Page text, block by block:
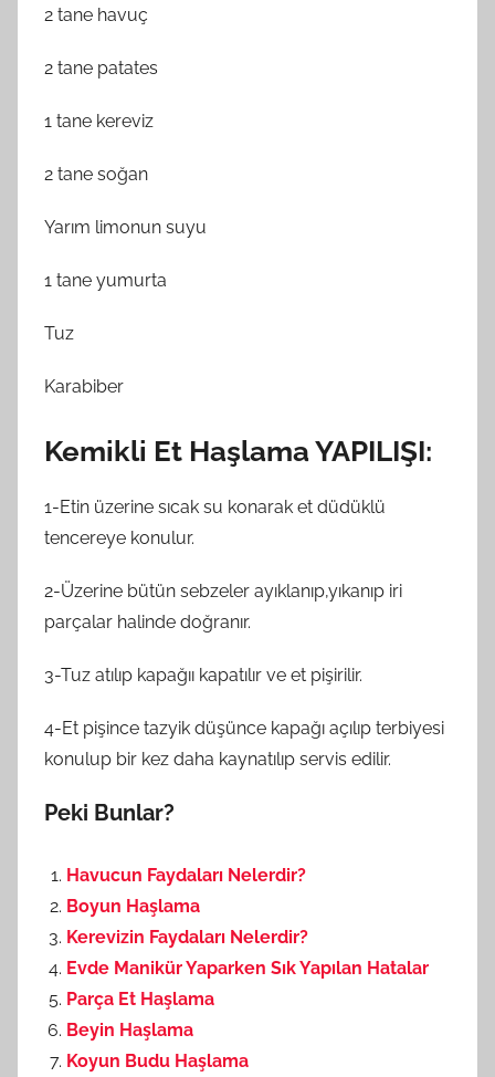
2 tane havuç
2 tane patates
1 tane kereviz
2 tane soğan
Yarım limonun suyu
1 tane yumurta
Tuz
Karabiber
Kemikli Et Haşlama YAPILIŞI:
1-Etin üzerine sıcak su konarak et düdüklü
tencereye konulur.
2-Üzerine bütün sebzeler ayıklanıp,yıkanıp iri
parçalar halinde doğranır.
3-Tuz atılıp kapağıı kapatılır ve et pişirilir.
4-Et pişince tazyik düşünce kapağı açılıp terbiyesi
konulup bir kez daha kaynatılıp servis edilir.
Peki Bunlar?
Havucun Faydaları Nelerdir?
Boyun Haşlama
Kerevizin Faydaları Nelerdir?
Evde Manikür Yaparken Sık Yapılan Hatalar
Parça Et Haşlama
Beyin Haşlama
Koyun Budu Haşlama